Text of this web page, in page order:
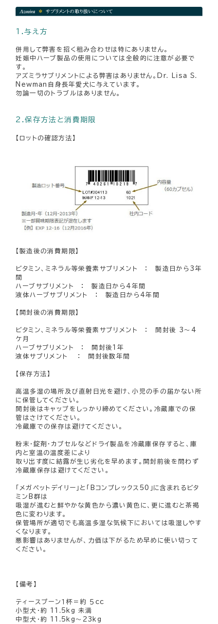
1.与え方
併用して弊害を招く租み合わせは特にありません。
妊娠中ハープ製品の使用については全般的に注意が必要で
す。
アズミラサプリメントによる弊害はありません。Dr. Lisa S.
Newman自身長年愛犬に与えています。
勿論一切のトラブルはありません。
2.保存方法と消費期限
【ロットの確認方法】
【製造後の消費期限】
ビタミン、ミネラル等栄養素サプリメント ： 製造日から3年
間
ハーブサプリメント ： 製造日から4年間
液体ハーブサプリメント ： 製造日から4年間
【開封後の消費期限】
ビタミン、ミネラル等栄養素サプリメント ： 開封後 3～4
ケ月
ハーブサプリメント ： 開封後1年
液体サプリメント ： 開封後数年間
【保存方法】
高温多湿の場所及び直射日光を避け、小児の手の届かない所
に保管してください。
開封後はキャップをしっかり締めてください。冷蔵庫での保
管はさけてください。
冷蔵庫での保存は避けてください。
粉末・錠剤・カプセルなどドライ製品を冷蔵庫保存すると、庫
内と室温の温度差により
取り出す度に結露が生じ劣化を早めます。開封前後を問わず
冷蔵庫保存は避けてください。
「メガペットデイリー」と「Bコンプレックス50」に含まれるビタ
ミンB群は
吸湿が進むと鮮やかな黄色から濃い黄色に、更に進むと茶褐
色に変わります。
保管場所が適切でも高温多湿な気候下においては吸湿しやす
くなります。
悪影響はありませんが、力価は下がるため早めに使い切って
ください。
【備考】
ティースプーン１杯＝約 ５cc
小型犬・約 11.5kg 未満
中型犬・約 11.5kg～23kg